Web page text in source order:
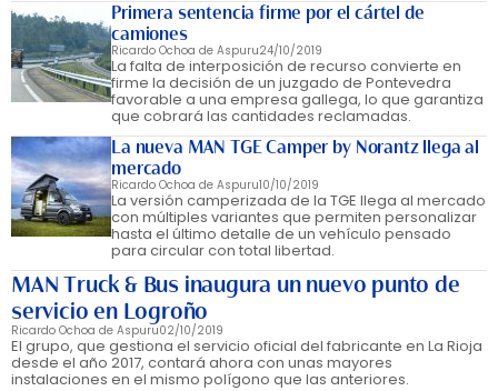
Primera sentencia firme por el cártel de
camiones
Ricardo Ochoa de Aspuru24/10/2019
La falta de interposición de recurso convierte en
firme la decisión de un juzgado de Pontevedra
favorable a una empresa gallega, lo que garantiza
que cobrará las cantidades reclamadas.
La nueva MAN TGE Camper by Norantz llega al
mercado
Ricardo Ochoa de Aspuru10/10/2019
La versión camperizada de la TGE llega al mercado
con múltiples variantes que permiten personalizar
hasta el último detalle de un vehículo pensado
para circular con total libertad.
MAN Truck & Bus inaugura un nuevo punto de
servicio en Logroño
Ricardo Ochoa de Aspuru02/10/2019
El grupo, que gestiona el servicio oficial del fabricante en La Rioja
desde el año 2017, contará ahora con unas mayores
instalaciones en el mismo polígono que las anteriores.